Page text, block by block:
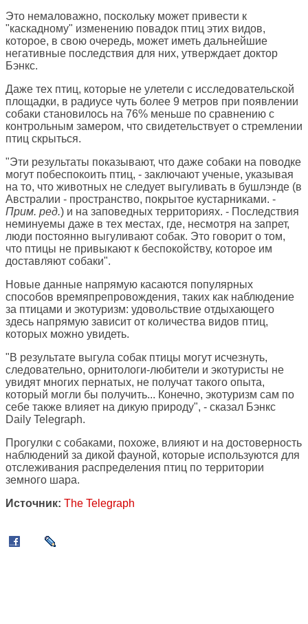
Это немаловажно, поскольку может привести к
"каскадному" изменению повадок птиц этих видов,
которое, в свою очередь, может иметь дальнейшие
негативные последствия для них, утверждает доктор
Бэнкс.
Даже тех птиц, которые не улетели с исследовательской
площадки, в радиусе чуть более 9 метров при появлении
собаки становилось на 76% меньше по сравнению с
контрольным замером, что свидетельствует о стремлении
птиц скрыться.
"Эти результаты показывают, что даже собаки на поводке
могут побеспокоить птиц, - заключают ученые, указывая
на то, что животных не следует выгуливать в бушлэнде (в
Австралии - пространство, покрытое кустарниками. -
Прим. ред.) и на заповедных территориях. - Последствия
неминуемы даже в тех местах, где, несмотря на запрет,
люди постоянно выгуливают собак. Это говорит о том,
что птицы не привыкают к беспокойству, которое им
доставляют собаки".
Новые данные напрямую касаются популярных
способов времяпрепровождения, таких как наблюдение
за птицами и экотуризм: удовольствие отдыхающего
здесь напрямую зависит от количества видов птиц,
которых можно увидеть.
"В результате выгула собак птицы могут исчезнуть,
следовательно, орнитологи-любители и экотуристы не
увидят многих пернатых, не получат такого опыта,
который могли бы получить... Конечно, экотуризм сам по
себе также влияет на дикую природу", - сказал Бэнкс
Daily Telegraph.
Прогулки с собаками, похоже, влияют и на достоверность
наблюдений за дикой фауной, которые используются для
отслеживания распределения птиц по территории
земного шара.
Источник: The Telegraph